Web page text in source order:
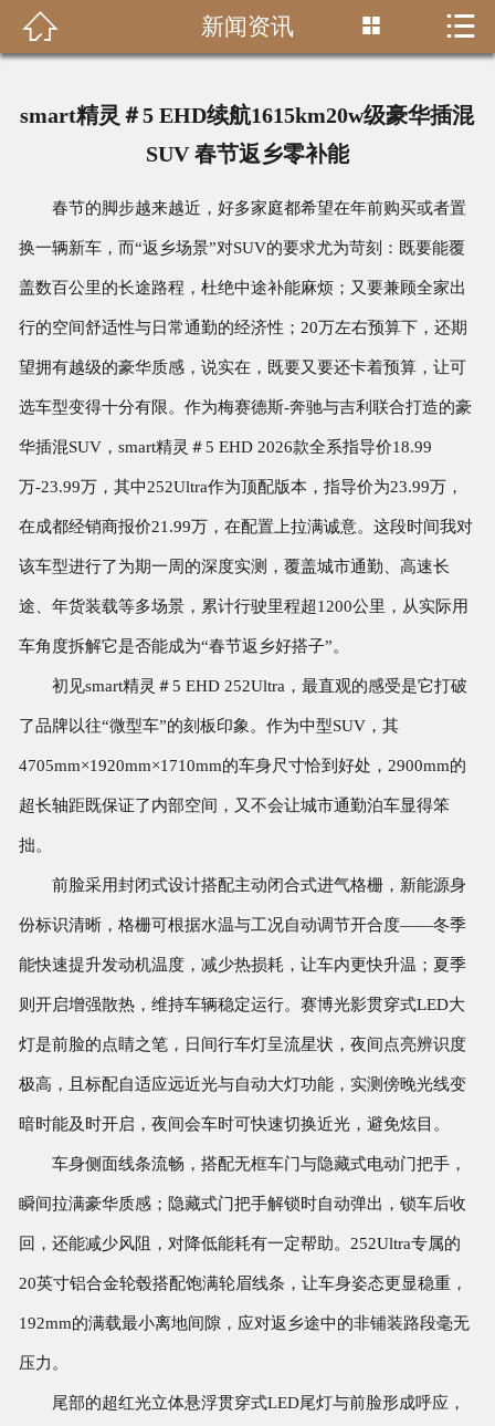
 首页
新闻资讯
案例中心
联系我们
在线留言
 新闻资讯  
smart精灵＃5 EHD续航1615km20w级豪华插混
SUV 春节返乡零补能
春节的脚步越来越近，好多家庭都希望在年前购买或者置
换一辆新车，而“返乡场景”对SUV的要求尤为苛刻：既要能覆
盖数百公里的长途路程，杜绝中途补能麻烦；又要兼顾全家出
行的空间舒适性与日常通勤的经济性；20万左右预算下，还期
望拥有越级的豪华质感，说实在，既要又要还卡着预算，让可
选车型变得十分有限。作为梅赛德斯-奔驰与吉利联合打造的豪
华插混SUV，smart精灵＃5 EHD 2026款全系指导价18.99
万-23.99万，其中252Ultra作为顶配版本，指导价为23.99万，
在成都经销商报价21.99万，在配置上拉满诚意。这段时间我对
该车型进行了为期一周的深度实测，覆盖城市通勤、高速长
途、年货装载等多场景，累计行驶里程超1200公里，从实际用
车角度拆解它是否能成为“春节返乡好搭子”。
初见smart精灵＃5 EHD 252Ultra，最直观的感受是它打破
了品牌以往“微型车”的刻板印象。作为中型SUV，其
4705mm×1920mm×1710mm的车身尺寸恰到好处，2900mm的
超长轴距既保证了内部空间，又不会让城市通勤泊车显得笨
拙。
前脸采用封闭式设计搭配主动闭合式进气格栅，新能源身
份标识清晰，格栅可根据水温与工况自动调节开合度——冬季
能快速提升发动机温度，减少热损耗，让车内更快升温；夏季
则开启增强散热，维持车辆稳定运行。赛博光影贯穿式LED大
灯是前脸的点睛之笔，日间行车灯呈流星状，夜间点亮辨识度
极高，且标配自适应远近光与自动大灯功能，实测傍晚光线变
暗时能及时开启，夜间会车时可快速切换近光，避免炫目。
车身侧面线条流畅，搭配无框车门与隐藏式电动门把手，
瞬间拉满豪华质感；隐藏式门把手解锁时自动弹出，锁车后收
回，还能减少风阻，对降低能耗有一定帮助。252Ultra专属的
20英寸铝合金轮毂搭配饱满轮眉线条，让车身姿态更显稳重，
192mm的满载最小离地间隙，应对返乡途中的非铺装路段毫无
压力。
尾部的超红光立体悬浮贯穿式LED尾灯与前脸形成呼应，